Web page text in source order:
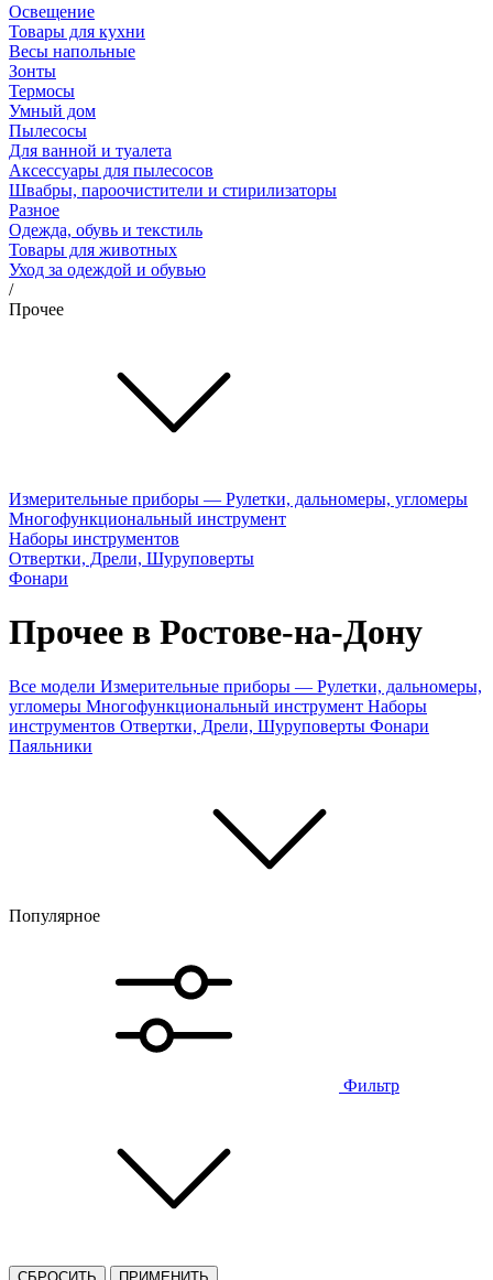
Освещение
Товары для кухни
Весы напольные
Зонты
Термосы
Умный дом
Пылесосы
Для ванной и туалета
Аксессуары для пылесосов
Швабры, пароочистители и стирилизаторы
Разное
Одежда, обувь и текстиль
Товары для животных
Уход за одеждой и обувью
/
Прочее
Измерительные приборы — Рулетки, дальномеры, угломеры
Многофункциональный инструмент
Наборы инструментов
Отвертки, Дрели, Шуруповерты
Фонари
Прочее в Ростове-на-Дону
Все модели Измерительные приборы — Рулетки, дальномеры,
угломеры Многофункциональный инструмент Наборы
инструментов Отвертки, Дрели, Шуруповерты Фонари
Паяльники
Популярное
Фильтр